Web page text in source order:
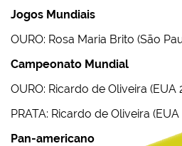
Jogos Mundiais
OURO: Rosa Maria Brito (São
Campeonato Mundial
OURO: Ricardo de Oliveira (EUA
PRATA: Ricardo de Oliveira (EUA
Pan-americano